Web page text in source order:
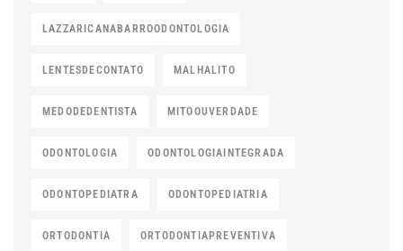
LAZZARICANABARROODONTOLOGIA
LENTESDECONTATO MALHALITO
MEDODEDENTISTA MITOOUVERDADE
ODONTOLOGIA ODONTOLOGIAINTEGRADA
ODONTOPEDIATRA ODONTOPEDIATRIA
ORTODONTIA ORTODONTIAPREVENTIVA